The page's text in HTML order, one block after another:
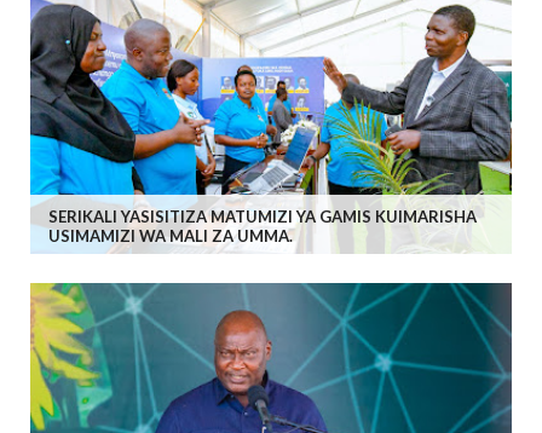
SERIKALI YASISITIZA MATUMIZI YA GAMIS KUIMARISHA
USIMAMIZI WA MALI ZA UMMA.